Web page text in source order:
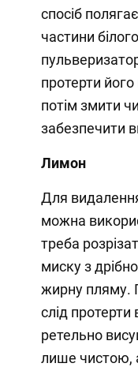
спосіб
частини
протерти
потім змити
забезпечити
Лимон
Для
можна
треба
миску з
жирну пляму.
слід протерти
ретельно
лише чистою,